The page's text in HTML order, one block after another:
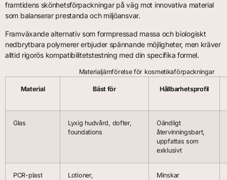
framtidens skönhetsförpackningar på väg mot innovativa material
som balanserar prestanda och miljöansvar.
Framväxande alternativ som formpressad massa och biologiskt
nedbrytbara polymerer erbjuder spännande möjligheter, men kräver
alltid rigorös kompatibilitetstestning med din specifika formel.
Materialjämförelse för kosmetikaförpackningar
Material Bäst för Hållbarhetsprofil
Glas
Lyxig hudvård, dofter,
foundations
Oändligt
återvinningsbart,
uppfattas som
exklusivt
PCR-plast
Lotioner,
Minskar